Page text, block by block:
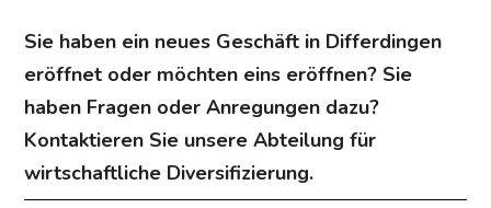
Sie haben ein neues Geschäft in Differdingen
eröffnet oder möchten eins eröffnen? Sie
haben Fragen oder Anregungen dazu?
Kontaktieren Sie unsere Abteilung für
wirtschaftliche Diversifizierung.